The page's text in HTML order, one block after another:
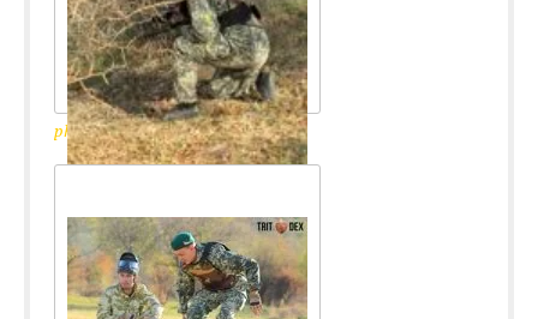
photo_2017-11-14_13-46-43